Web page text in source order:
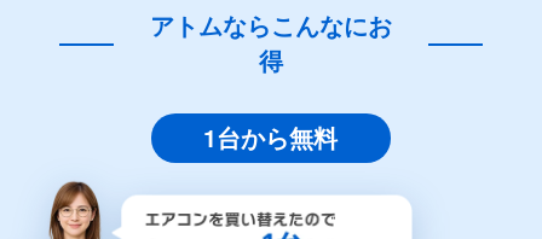
アトムならこんなにお
得
1台から無料